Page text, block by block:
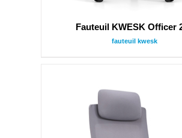
Fauteuil KWESK Officer
fauteuil kwesk